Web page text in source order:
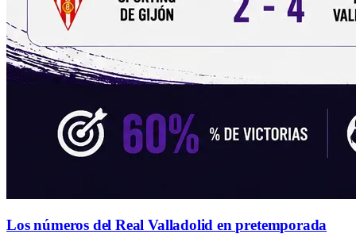
Los números del Real Valladolid en pretemporada